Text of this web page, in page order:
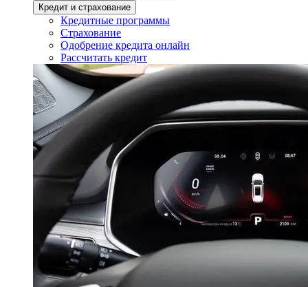
Кредит и страхование
Кредитные программы
Страхование
Одобрение кредита онлайн
Рассчитать кредит